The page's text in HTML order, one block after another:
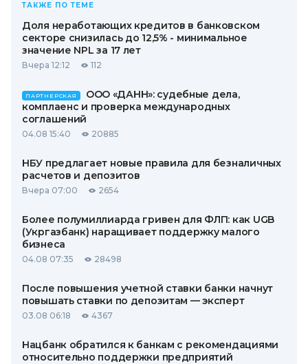
ТАКЖЕ ПО ТЕМЕ
Доля неработающих кредитов в банковском
секторе снизилась до 12,5% - минимальное
значение NPL за 17 лет
Вчера 12:12 112
ПАРТНЕРСКАЯ
ООО «ДАНН»: судебные дела,
комплаенс и проверка международных
соглашений
04.08 15:40 20885
НБУ предлагает новые правила для безналичных
расчетов и депозитов
Вчера 07:00 2654
Более полумиллиарда гривен для ФЛП: как UGB
(Укргазбанк) наращивает поддержку малого
бизнеса
04.08 07:35 28498
После повышения учетной ставки банки начнут
повышать ставки по депозитам — эксперт
03.08 06:18 4367
Нацбанк обратился к банкам с рекомендациями
относительно поддержки предприятий